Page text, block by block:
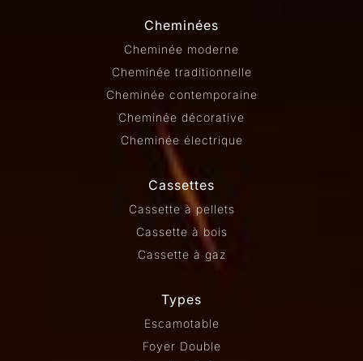
Cheminées
Cheminée moderne
Cheminée traditionnelle
Cheminée contemporaine
Cheminée décorative
Cheminée électrique
Cassettes
Cassette à pellets
Cassette à bois
Cassette à gaz
Types
Escamotable
Foyer Double